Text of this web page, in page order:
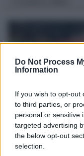
Do Not Process
Information
If you wish to opt-out
to third parties, or
personal or sensitive
targeted advertising
the below opt-out
selection.
OSSERVATORIO CGIL
Allarme
Rimini: +13% nel
dell'anno